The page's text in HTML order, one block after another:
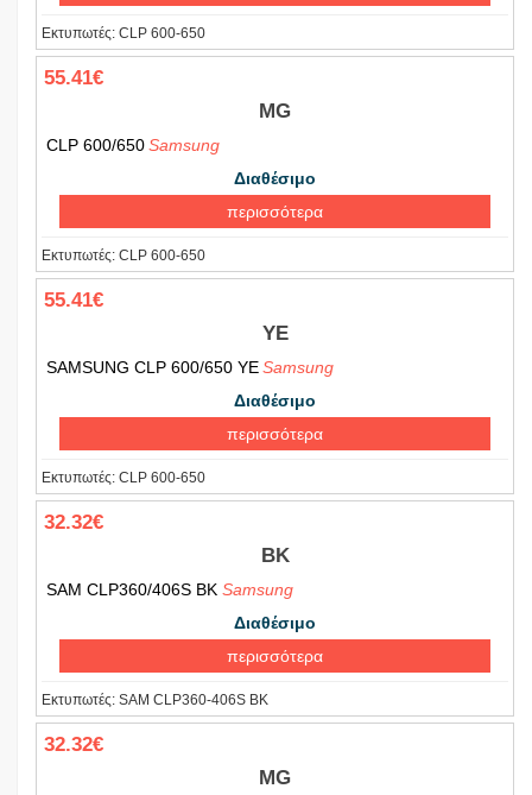
Εκτυπωτές: CLP 600-650
55.41€
MG
CLP 600/650Samsung
Διαθέσιμο
περισσότερα
Εκτυπωτές: CLP 600-650
55.41€
YE
SAMSUNG CLP 600/650 YESamsung
Διαθέσιμο
περισσότερα
Εκτυπωτές: CLP 600-650
32.32€
BK
SAM CLP360/406S BK Samsung
Διαθέσιμο
περισσότερα
Εκτυπωτές: SAM CLP360-406S BK
32.32€
MG